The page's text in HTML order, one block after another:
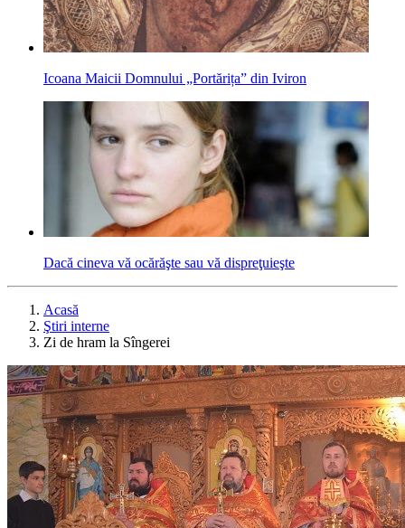
Icoana Maicii Domnului „Portărița” din Iviron
Dacă cineva vă ocărăşte sau vă dispreţuieşte
Acasă
Ştiri interne
Zi de hram la Sîngerei